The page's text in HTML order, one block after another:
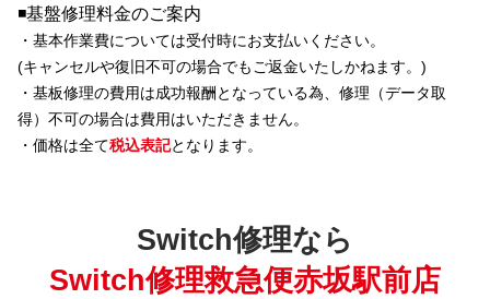
◾️基盤修理料金のご案内
・基本作業費については受付時にお支払いください。
(キャンセルや復旧不可の場合でもご返金いたしかねます。)
・基板修理の費用は成功報酬となっている為、修理（データ取
得）不可の場合は費用はいただきません。
・価格は全て税込表記となります。
Switch修理なら
Switch修理救急便赤坂駅前店